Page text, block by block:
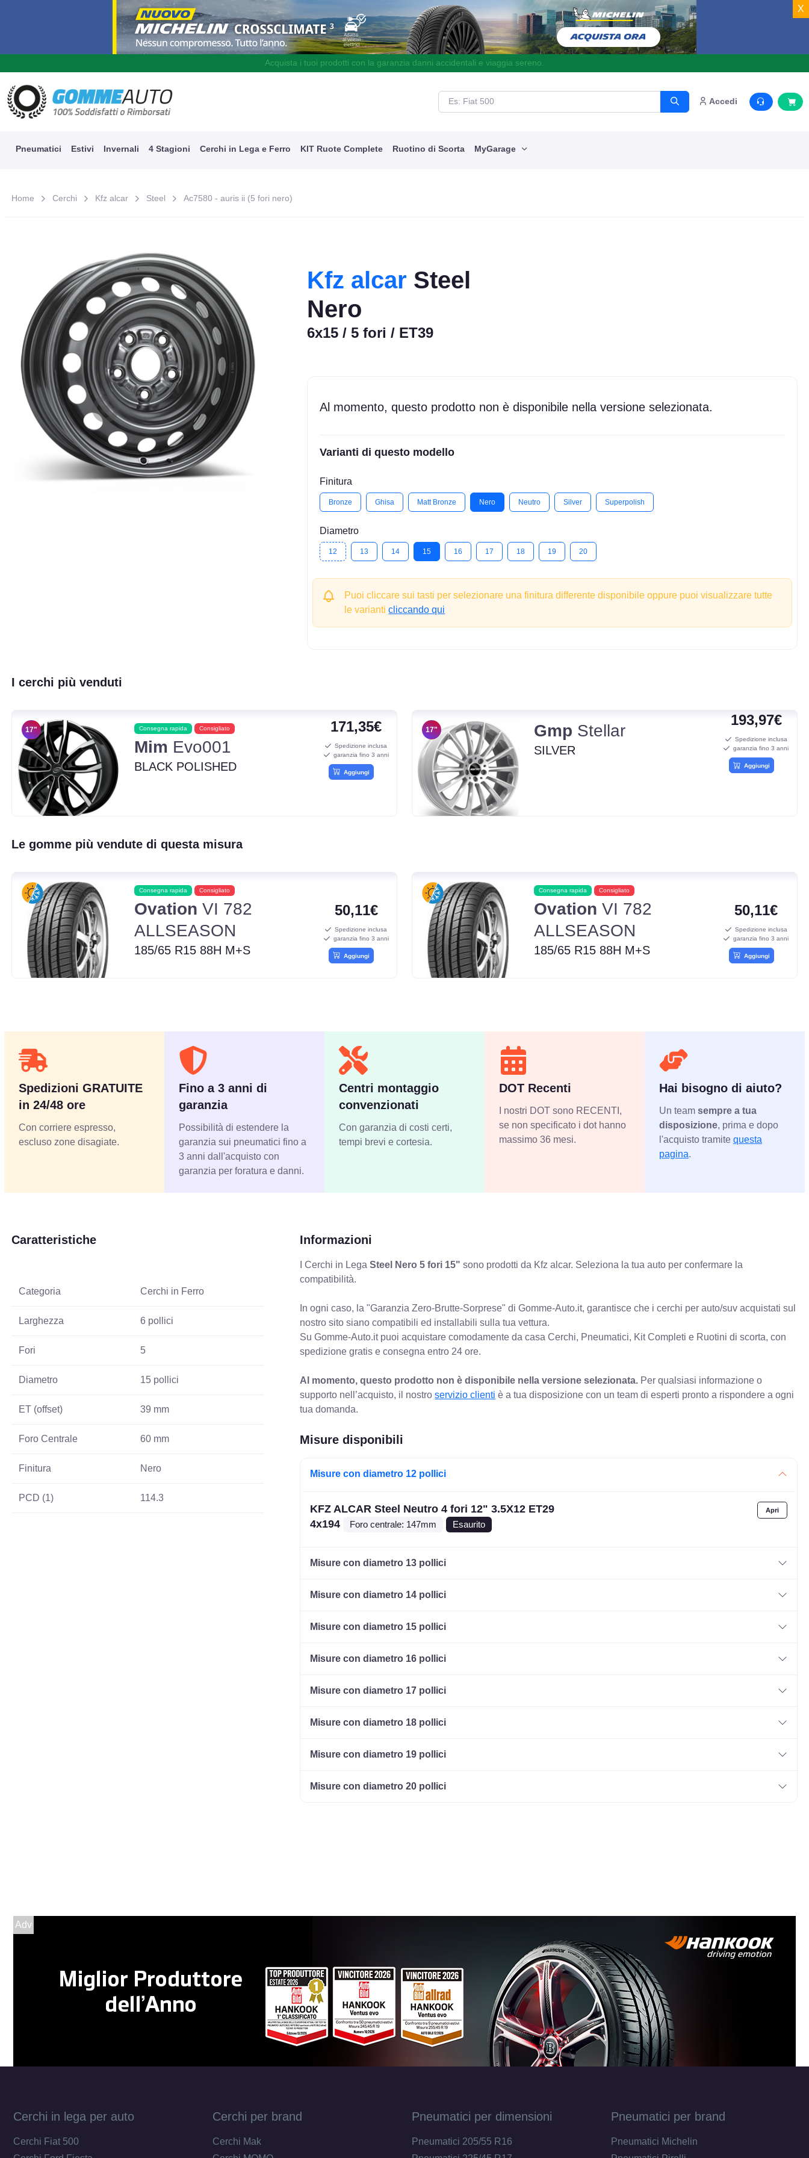
X
Acquista i tuoi prodotti con la garanzia danni accidentali e viaggia sereno.
Accedi
Pneumatici Estivi Invernali 4 Stagioni Cerchi in Lega e Ferro KIT Ruote Complete Ruotino di Scorta MyGarage
Home Cerchi Kfz alcar Steel Ac7580 - auris ii (5 fori nero)
Kfz alcar Steel
Nero
6x15 / 5 fori / ET39
Al momento, questo prodotto non è disponibile nella versione selezionata.
Varianti di questo modello
Finitura
Bronze Ghisa Matt Bronze Nero Neutro Silver Superpolish
Diametro
12 13 14 15 16 17 18 19 20
Puoi cliccare sui tasti per selezionare una finitura differente disponibile oppure puoi visualizzare tutte
le varianticliccando qui
I cerchi più venduti
17" Consegna rapida Consigliato
Mim Evo001
BLACK POLISHED
171,35€
Spedizione inclusa
garanzia fino 3 anni
Aggiungi
17" Gmp Stellar
SILVER
193,97€
Spedizione inclusa
garanzia fino 3 anni
Aggiungi
Le gomme più vendute di questa misura
Consegna rapida Consigliato
Ovation VI 782
ALLSEASON
185/65 R15 88H M+S
50,11€
Spedizione inclusa
garanzia fino 3 anni
Aggiungi
Consegna rapida Consigliato
Ovation VI 782
ALLSEASON
185/65 R15 88H M+S
50,11€
Spedizione inclusa
garanzia fino 3 anni
Aggiungi
Spedizioni GRATUITE
in 24/48 ore
Con corriere espresso,
escluso zone disagiate.
Fino a 3 anni di
garanzia
Possibilità di estendere la
garanzia sui pneumatici fino a
3 anni dall'acquisto con
garanzia per foratura e danni.
Centri montaggio
convenzionati
Con garanzia di costi certi,
tempi brevi e cortesia.
DOT Recenti
I nostri DOT sono RECENTI,
se non specificato i dot hanno
massimo 36 mesi.
Hai bisogno di aiuto?
Un team sempre a tua
disposizione, prima e dopo
l'acquisto tramite questa
pagina.
Caratteristiche
Categoria Cerchi in Ferro
Larghezza 6 pollici
Fori 5
Diametro 15 pollici
ET (offset) 39 mm
Foro Centrale 60 mm
Finitura Nero
PCD (1) 114.3
Informazioni
I Cerchi in LegaSteel Nero 5 fori 15" sono prodotti da Kfz alcar. Seleziona la tua auto per confermare la
compatibilità.
In ogni caso, la "Garanzia Zero-Brutte-Sorprese" di Gomme-Auto.it, garantisce che i cerchi per auto/suv acquistati sul
nostro sito siano compatibili ed installabili sulla tua vettura.
Su Gomme-Auto.it puoi acquistare comodamente da casa Cerchi, Pneumatici, Kit Completi e Ruotini di scorta, con
spedizione gratis e consegna entro 24 ore.
Al momento, questo prodotto non è disponibile nella versione selezionata. Per qualsiasi informazione o
supporto nell’acquisto, il nostroservizio clienti è a tua disposizione con un team di esperti pronto a rispondere a ogni
tua domanda.
Misure disponibili
Misure con diametro 12 pollici
KFZ ALCAR Steel Neutro 4 fori 12" 3.5X12 ET29
4x194
Foro centrale: 147mm Esaurito
Misure con diametro 13 pollici
Misure con diametro 14 pollici
Misure con diametro 15 pollici
Misure con diametro 16 pollici
Misure con diametro 17 pollici
Misure con diametro 18 pollici
Misure con diametro 19 pollici
Misure con diametro 20 pollici
Adv
Cerchi in lega per auto
Cerchi Fiat 500
Cerchi per brand
Cerchi Mak
Pneumatici per dimensioni
Pneumatici 205/55 R16
Pneumatici per brand
Pneumatici Michelin